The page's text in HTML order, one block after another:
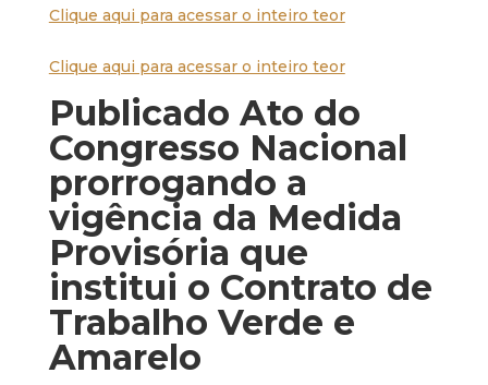
Clique aqui para acessar o inteiro teor
Clique aqui para acessar o inteiro teor
Publicado Ato do
Congresso Nacional
prorrogando a
vigência da Medida
Provisória que
institui o Contrato de
Trabalho Verde e
Amarelo